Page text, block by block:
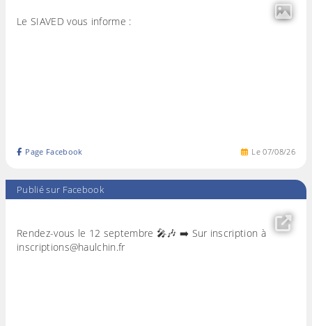
Le SIAVED vous informe :
Le07/08/26
Page Facebook
Publié sur Facebook
Rendez-vous le 12 septembre 🎤🎶 ➡️ Sur inscription à
inscriptions@haulchin.fr